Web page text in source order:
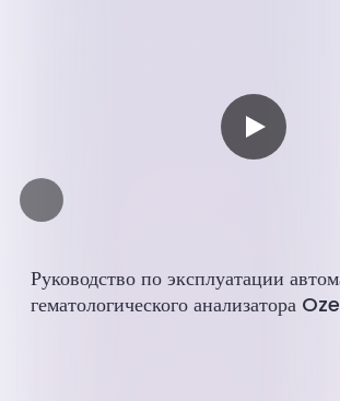
Руководство по эксплуатации
гематологического анализатора